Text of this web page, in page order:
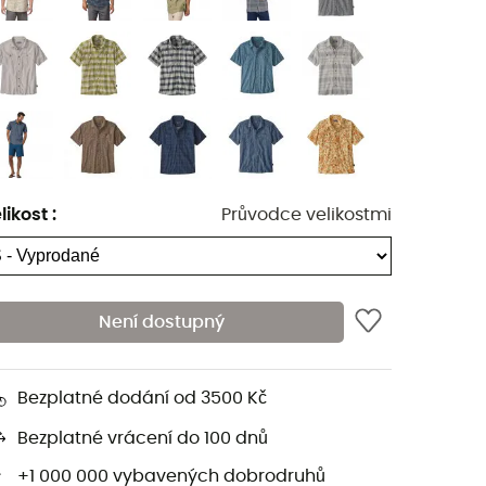
: Průvodce velikostmi
Není dostupný
Bezplatné dodání od 3500 Kč
Bezplatné vrácení do 100 dnů
+1 000 000 vybavených dobrodruhů